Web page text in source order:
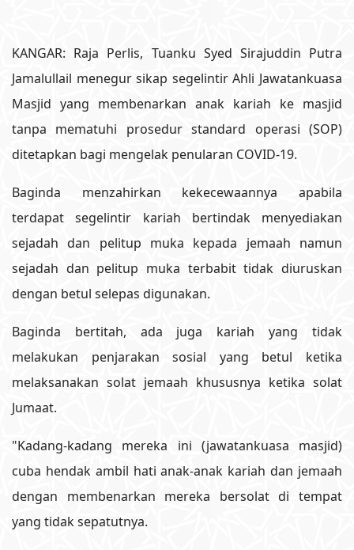
KANGAR: Raja Perlis, Tuanku Syed Sirajuddin Putra
Jamalullail menegur sikap segelintir Ahli Jawatankuasa
Masjid yang membenarkan anak kariah ke masjid
tanpa mematuhi prosedur standard operasi (SOP)
ditetapkan bagi mengelak penularan COVID-19.
Baginda menzahirkan kekecewaannya apabila
terdapat segelintir kariah bertindak menyediakan
sejadah dan pelitup muka kepada jemaah namun
sejadah dan pelitup muka terbabit tidak diuruskan
dengan betul selepas digunakan.
Baginda bertitah, ada juga kariah yang tidak
melakukan penjarakan sosial yang betul ketika
melaksanakan solat jemaah khususnya ketika solat
Jumaat.
"Kadang-kadang mereka ini (jawatankuasa masjid)
cuba hendak ambil hati anak-anak kariah dan jemaah
dengan membenarkan mereka bersolat di tempat
yang tidak sepatutnya.